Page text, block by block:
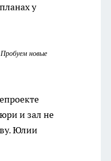
у
новые
и зал не
Юлии